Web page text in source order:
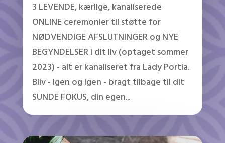
3 LEVENDE, kærlige, kanaliserede
ONLINE ceremonier til støtte for
NØDVENDIGE AFSLUTNINGER og NYE
BEGYNDELSER i dit liv (optaget sommer
2023) - alt er kanaliseret fra Lady Portia.
Bliv - igen og igen - bragt tilbage til dit
SUNDE FOKUS, din egen...